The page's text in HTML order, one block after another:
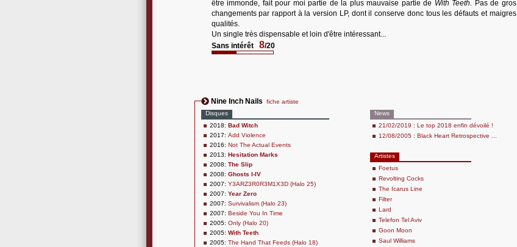
être immonde, fait pour moi partie de la plus mauvaise partie de With Teeth. Pas de gros
changements par rapport à la version LP, dont il conserve donc tous les défauts et maigres
qualités.
Un single très dispensable et loin d'être intéressant...
Sans intérêt
8/20
Nine Inch Nails
fiche artiste
Disques
2018: Bad Witch
2017: Add Violence
2016: Not The Actual Events
2013: Hesitation Marks
2008: The Slip
2008: Ghosts I-IV
2007: Y3ARZ3R0R3M1X3D (Halo 25)
2007: Year Zero
2007: Survivalism (Halo 23)
2007: Beside You In Time
2005: Only (Halo 20)
2005: With Teeth
2005: The Hand That Feeds (Halo 18)
News
21/02/2019 : Le top 2018 enfin dévoilé !
12/08/2005 : Black Heart Retrospective ...
Artistes
Foetus
Revolting Cocks
The Icarus Line
Filter
Lard
Telefon Tel Aviv
Goon Moon
Saul Williams